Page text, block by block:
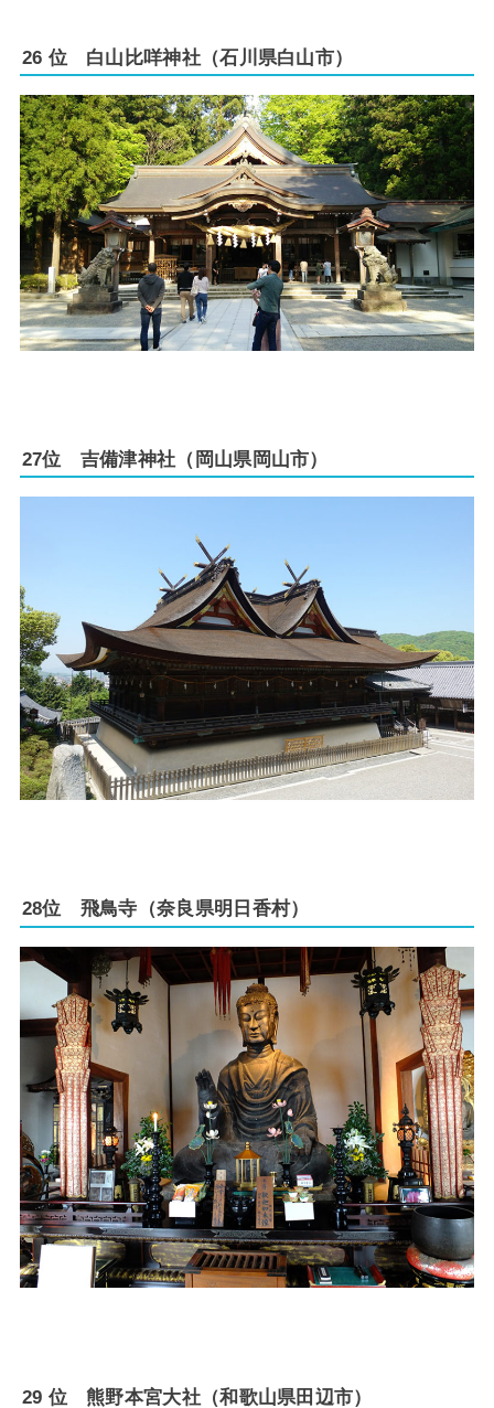
26 位 白山比咩神社（石川県白山市）
27位 吉備津神社（岡山県岡山市）
28位 飛鳥寺（奈良県明日香村）
29 位 熊野本宮大社（和歌山県田辺市）